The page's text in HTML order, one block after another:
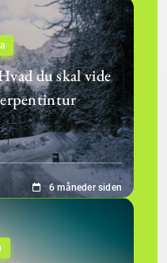
du skal vide
6 måneder siden